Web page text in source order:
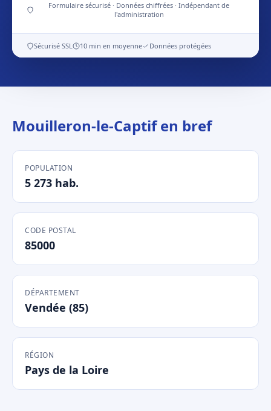
Formulaire sécurisé · Données chiffrées · Indépendant de
l'administration
Sécurisé SSL 10 min en moyenne Données protégées
Mouilleron-le-Captif en bref
POPULATION
5 273 hab.
CODE POSTAL
85000
DÉPARTEMENT
Vendée (85)
RÉGION
Pays de la Loire